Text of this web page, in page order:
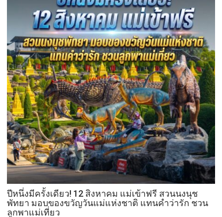
ว
เวอร์
”
ส่ง
เสริม
โรงเรียน
สุข
ภาวะ
ดี
ด้วย
จุลินทรีย์”
(
Healthy
school)
เสริม
ความ
รู้
เยาวชน
จัดการ
ปีหนึ่งมีครั้งเดียว! 12 สิงหาคม แม่เข้าฟรี สวนนงนุช
พัทยา มอบของขวัญวันแม่แห่งชาติ แทนคำว่ารัก ชวน
ลูกพาแม่เที่ยว